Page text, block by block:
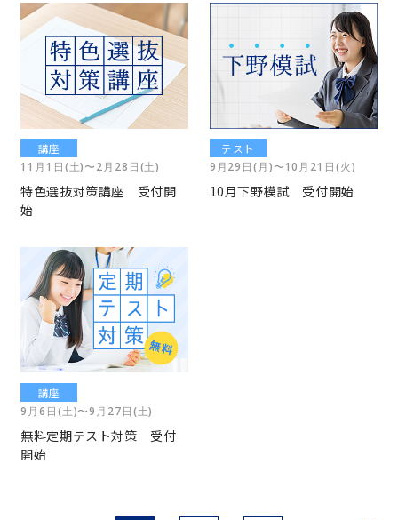
講座
11月1日(土)〜2月28日(土)
特色選抜対策講座 受付開
始
テスト
9月29日(月)〜10月21日(火)
10月下野模試 受付開始
講座
9月6日(土)〜9月27日(土)
無料定期テスト対策 受付
開始